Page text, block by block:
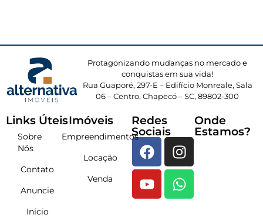
Protagonizando mudanças no mercado e
conquistas em sua vida!
Rua Guaporé, 297-E – Edifício Monreale, Sala
06 – Centro, Chapecó – SC, 89802-300
Links Úteis
Sobre
Nós
Contato
Anuncie
Início
Imóveis
Empreendimentos
Locação
Venda
Redes
Sociais
Onde
Estamos?